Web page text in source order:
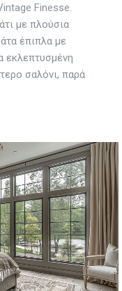
Finesse.
με πλούσια
έπιπλα με
εκλεπτυσμένη
σαλόνι, παρά